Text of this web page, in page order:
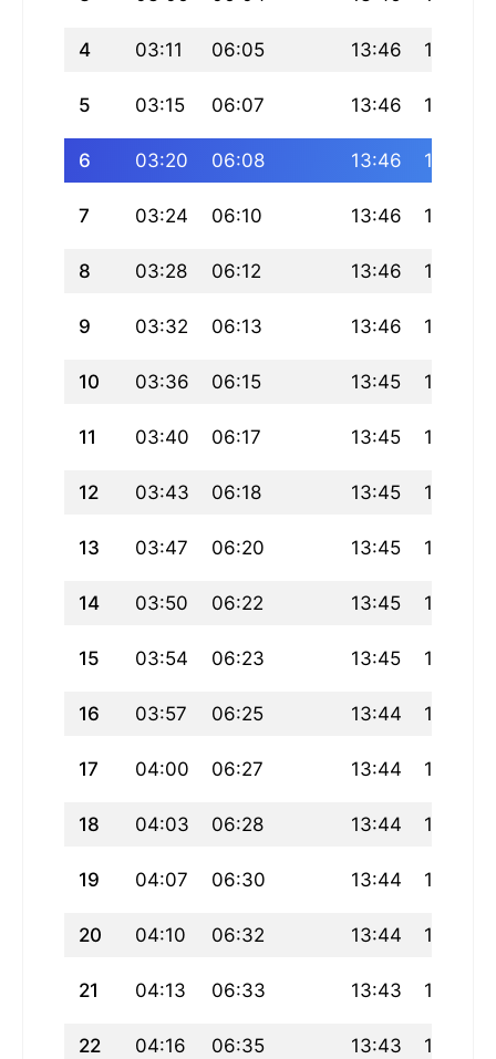
4 03:11 06:05 13:46 17:55
5 03:15 06:07 13:46 17:54
6 03:20 06:08 13:46 17:53
7 03:24 06:10 13:46 17:53
8 03:28 06:12 13:46 17:52
9 03:32 06:13 13:46 17:51
10 03:36 06:15 13:45 17:50
11 03:40 06:17 13:45 17:49
12 03:43 06:18 13:45 17:48
13 03:47 06:20 13:45 17:47
14 03:50 06:22 13:45 17:46
15 03:54 06:23 13:45 17:45
16 03:57 06:25 13:44 17:44
17 04:00 06:27 13:44 17:42
18 04:03 06:28 13:44 17:41
19 04:07 06:30 13:44 17:40
20 04:10 06:32 13:44 17:39
21 04:13 06:33 13:43 17:38
22 04:16 06:35 13:43 17:37